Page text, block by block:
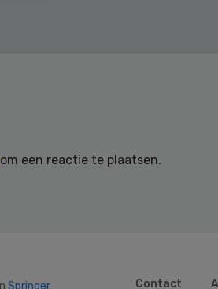
om een reactie te plaatsen.
Springer Contact